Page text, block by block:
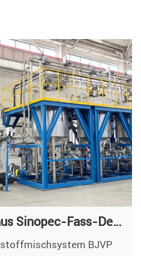
Integrierte Lösung aus Sinopec-Fass-Dekantieranlage, ABB-Mischsystem und Molchsystem
BJVP